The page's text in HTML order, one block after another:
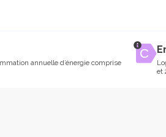
annuelle d’énergie comprise
et